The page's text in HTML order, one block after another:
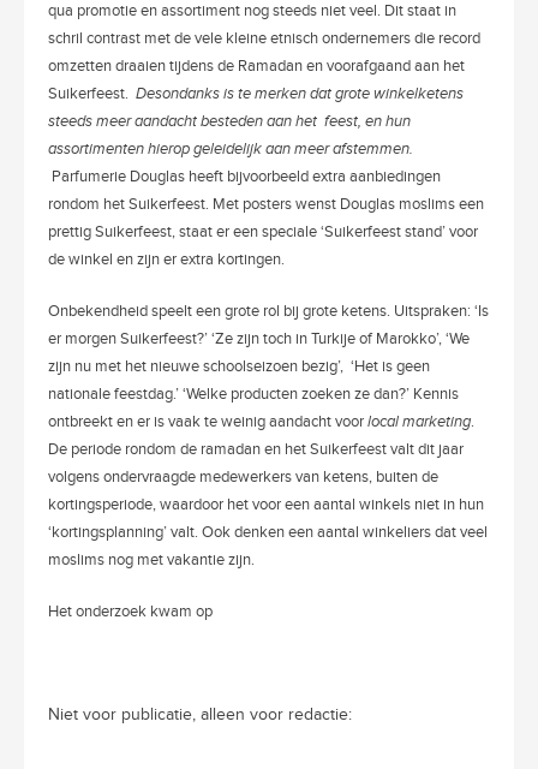
qua promotie en assortiment nog steeds niet veel. Dit staat in
schril contrast met de vele kleine etnisch ondernemers die record
omzetten draaien tijdens de Ramadan en voorafgaand aan het
Suikerfeest. Desondanks is te merken dat grote winkelketens
steeds meer aandacht besteden aan het feest, en hun
assortimenten hierop geleidelijk aan meer afstemmen.
Parfumerie Douglas heeft bijvoorbeeld extra aanbiedingen
rondom het Suikerfeest. Met posters wenst Douglas moslims een
prettig Suikerfeest, staat er een speciale ‘Suikerfeest stand’ voor
de winkel en zijn er extra kortingen.
Onbekendheid speelt een grote rol bij grote ketens. Uitspraken: ‘Is
er morgen Suikerfeest?’ ‘Ze zijn toch in Turkije of Marokko’, ‘We
zijn nu met het nieuwe schoolseizoen bezig’, ‘Het is geen
nationale feestdag.’ ‘Welke producten zoeken ze dan?’ Kennis
ontbreekt en er is vaak te weinig aandacht voor local marketing
De periode rondom de ramadan en het Suikerfeest valt dit jaar
volgens ondervraagde medewerkers van ketens, buiten de
kortingsperiode, waardoor het voor een aantal winkels niet in hun
‘kortingsplanning’ valt. Ook denken een aantal winkeliers dat veel
moslims nog met vakantie zijn.
Het onderzoek kwam op
Niet voor publicatie, alleen voor redactie: